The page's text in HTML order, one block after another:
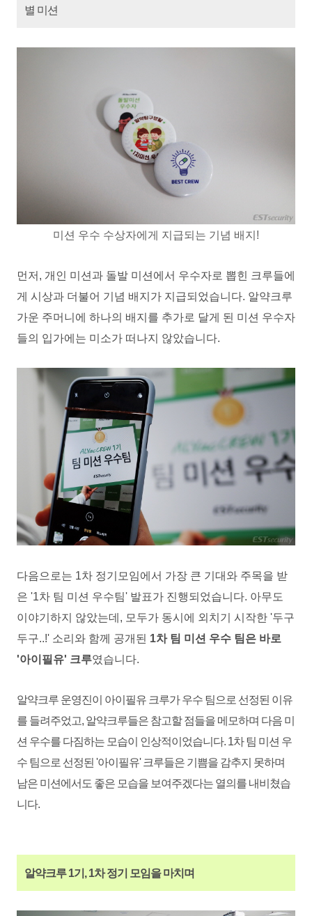
별 미션
미션 우수 수상자에게 지급되는 기념 배지!
먼저, 개인 미션과 돌발 미션에서 우수자로 뽑힌 크루들에
게 시상과 더불어 기념 배지가 지급되었습니다. 알약크루
가운 주머니에 하나의 배지를 추가로 달게 된 미션 우수자
들의 입가에는 미소가 떠나지 않았습니다.
다음으로는 1차 정기모임에서 가장 큰 기대와 주목을 받
은 '1차 팀 미션 우수팀' 발표가 진행되었습니다. 아무도
이야기하지 않았는데, 모두가 동시에 외치기 시작한 '두구
두구..!' 소리와 함께 공개된 1차 팀 미션 우수 팀은 바로
'아이필유' 크루였습니다.
알약크루 운영진이 아이필유 크루가 우수 팀으로 선정된 이유
를 들려주었고, 알약크루들은 참고할 점들을 메모하며 다음 미
션 우수를 다짐하는 모습이 인상적이었습니다. 1차 팀 미션 우
수 팀으로 선정된 '아이필유' 크루들은 기쁨을 감추지 못하며
남은 미션에서도 좋은 모습을 보여주겠다는 열의를 내비쳤습
니다.
알약크루 1기, 1차 정기 모임을 마치며